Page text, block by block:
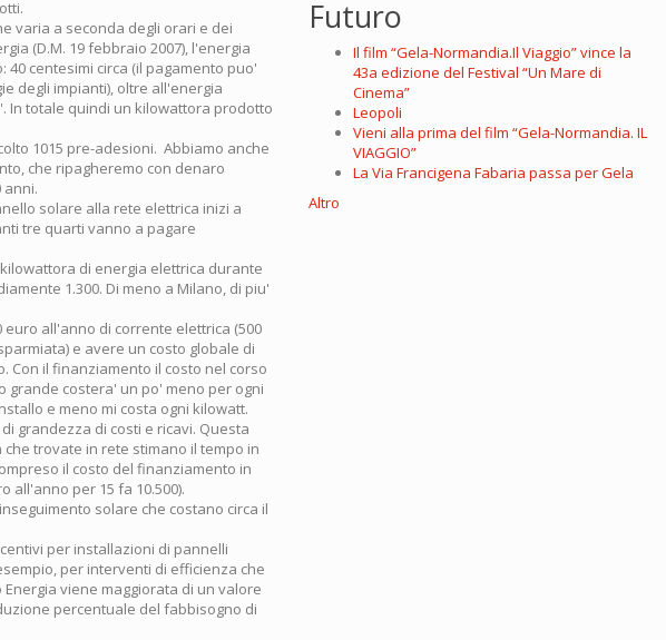
varia a seconda degli orari e dei
(D.M. 19 febbraio 2007), l'energia
centesimi circa (il pagamento puo'
degli impianti), oltre all'energia
In totale quindi un kilowattora prodotto
1015 pre-adesioni. Abbiamo anche
che ripagheremo con denaro
anni.
solare alla rete elettrica inizi a
tre quarti vanno a pagare
di energia elettrica durante
1.300. Di meno a Milano, di piu'
all'anno di corrente elettrica (500
e avere un costo globale di
Con il finanziamento il costo nel corso
grande costera' un po' meno per ogni
e meno mi costa ogni kilowatt.
grandezza di costi e ricavi. Questa
trovate in rete stimano il tempo in
il costo del finanziamento in
all'anno per 15 fa 10.500).
solare che costano circa il
per installazioni di pannelli
per interventi di efficienza che
viene maggiorata di un valore
percentuale del fabbisogno di
Futuro
Il film “Gela-Normandia.Il Viaggio” vince la
43a edizione del Festival “Un Mare di
Cinema”
Leopoli
Vieni alla prima del film “Gela-Normandia. IL
VIAGGIO”
La Via Francigena Fabaria passa per Gela
Altro